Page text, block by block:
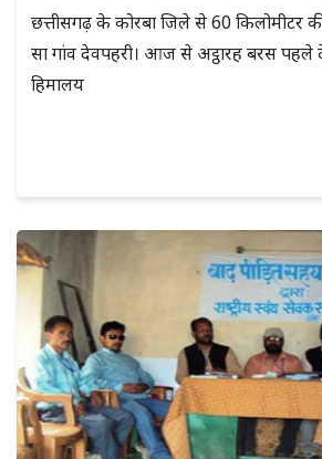
छत्तीसगढ़ के कोरबा जिले से 60 किलोमीटर
सा गांव देवपहरी। आज से अट्ठारह बरस पहले
हिमालय